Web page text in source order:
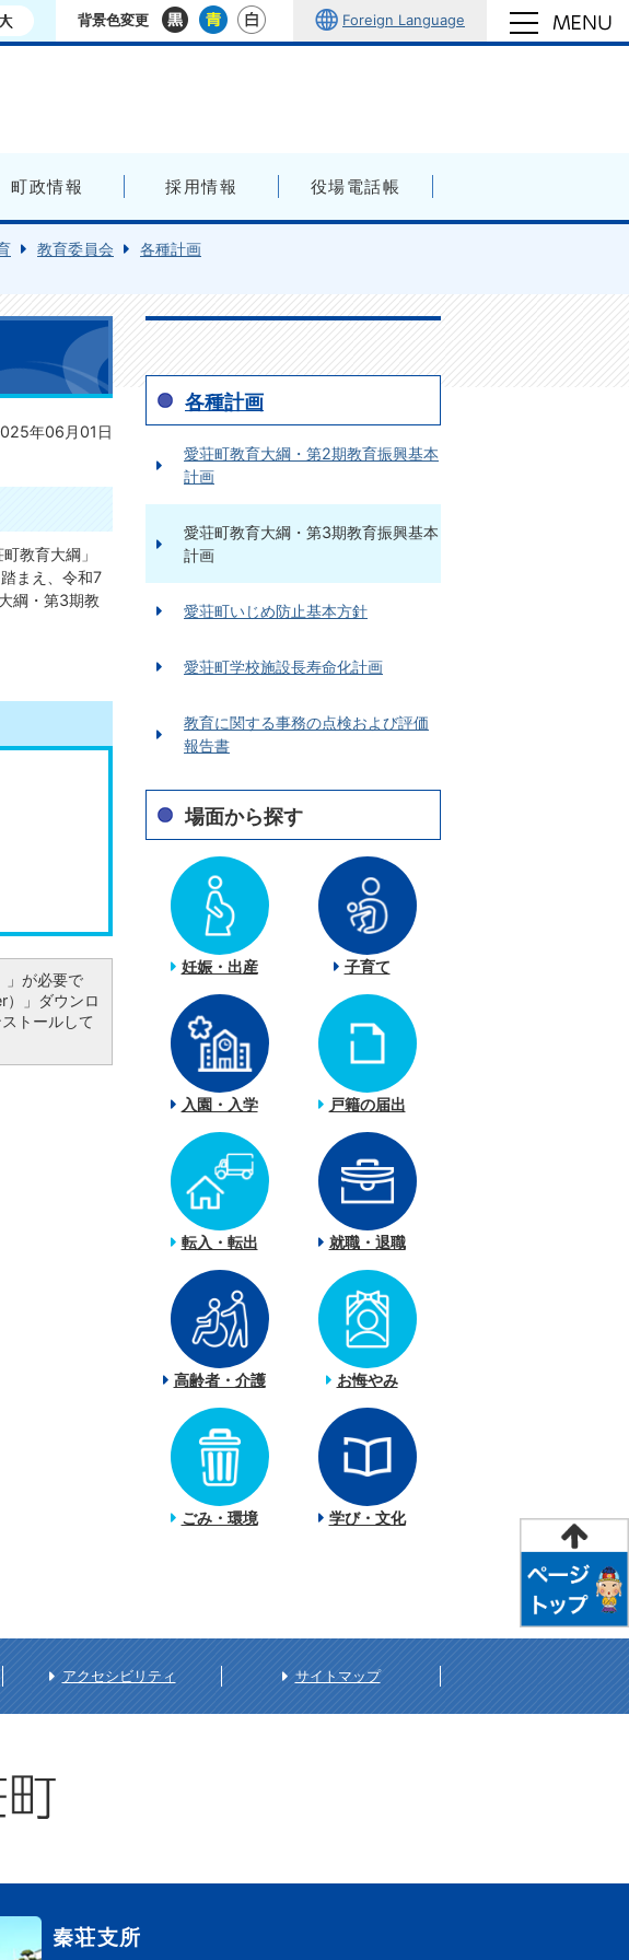
背景色変更 Foreign Language
町政情報 採用情報 役場電話帳
教育委員会
各種計画
年06月01日
教育大綱」
まえ、令和7
綱・第3期教
」が必要で
」ダウンロ
トールして
各種計画
愛荘町教育大綱・第2期教育振興基本
計画
愛荘町教育大綱・第3期教育振興基本
計画
愛荘町いじめ防止基本方針
愛荘町学校施設長寿命化計画
教育に関する事務の点検および評価
報告書
場面から探す
妊娠・出産 子育て
入園・入学 戸籍の届出
転入・転出 就職・退職
高齢者・介護 お悔やみ
ごみ・環境 学び・文化
アクセシビリティ サイトマップ
秦荘支所